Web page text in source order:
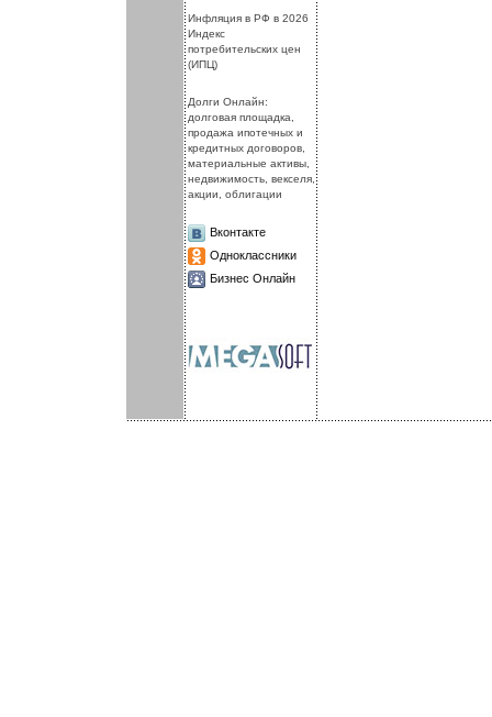
.Инфляция в РФ в 2026
Индекс
потребительских цен
(ИПЦ)
Долги Онлайн:
долговая площадка,
продажа ипотечных и
кредитных договоров,
материальные активы,
недвижимость, векселя,
акции, облигации
Вконтакте
Одноклассники
Бизнес Онлайн
.